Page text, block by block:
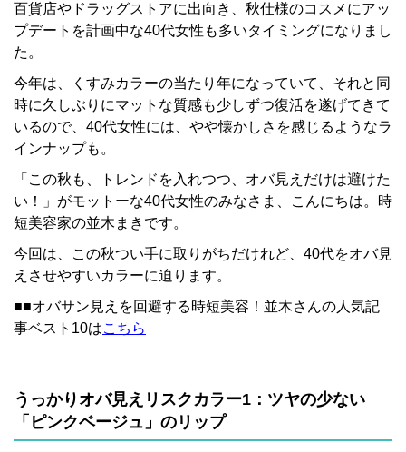
百貨店やドラッグストアに出向き、秋仕様のコスメにアッ
プデートを計画中な40代女性も多いタイミングになりまし
た。
今年は、くすみカラーの当たり年になっていて、それと同
時に久しぶりにマットな質感も少しずつ復活を遂げてきて
いるので、40代女性には、やや懐かしさを感じるようなラ
インナップも。
「この秋も、トレンドを入れつつ、オバ見えだけは避けた
い！」がモットーな40代女性のみなさま、こんにちは。時
短美容家の並木まきです。
今回は、この秋つい手に取りがちだけれど、40代をオバ見
えさせやすいカラーに迫ります。
■■オバサン見えを回避する時短美容！並木さんの人気記
事ベスト10はこちら
うっかりオバ見えリスクカラー1：ツヤの少ない
「ピンクベージュ」のリップ